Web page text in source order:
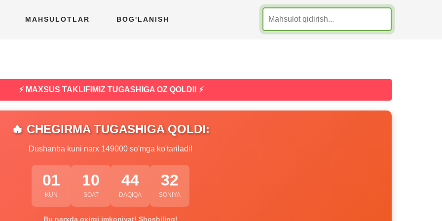
MAHSULOTLAR BOG'LANISH
⚡ MAXSUS TAKLIFIMIZ TUGASHIGA OZ QOLDI! ⚡
🔥 CHEGIRMA TUGASHIGA QOLDI:
Dushanba kuni narx 149000 so'mga ko'tariladi!
01
KUN
10
SOAT
44
DAQIQA
31
SONIYA
Bu narxda oxirgi imkoniyat! Shoshiling!